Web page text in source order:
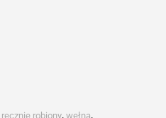
ręcznie robiony, wełna,